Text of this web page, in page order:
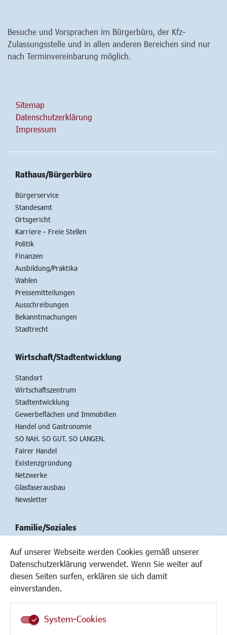
Auf unserer Webseite werden Cookies gemäß unserer
Datenschutzerklärung verwendet. Wenn Sie weiter auf
diesen Seiten surfen, erklären sie sich damit
einverstanden.
System-Cookies
Besuche und Vorsprachen im Bürgerbüro, der Kfz-
Zulassungsstelle und in allen anderen Bereichen sind nur
nach Terminvereinbarung möglich.
Sitemap
Datenschutzerklärung
Impressum
Rathaus/Bürgerbüro
Bürgerservice
Standesamt
Ortsgericht
Karriere - Freie Stellen
Politik
Finanzen
Ausbildung/Praktika
Wahlen
Pressemitteilungen
Ausschreibungen
Bekanntmachungen
Stadtrecht
Wirtschaft/Stadtentwicklung
Standort
Wirtschaftszentrum
Stadtentwicklung
Gewerbeflächen und Immobilien
Handel und Gastronomie
SO NAH. SO GUT. SO LANGEN.
Fairer Handel
Existenzgründung
Netzwerke
Glasfaserausbau
Newsletter
Familie/Soziales
Kinderbetreuung
Kinder und Jugend
Institutionen für Familien
Frauen
Schule